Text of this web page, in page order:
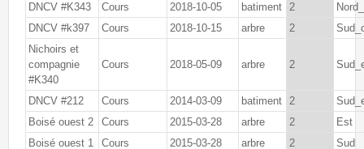
DNCV #K343
Cours 2018-10-05 batiment 2
DNCV #k397
Cours 2018-10-15 arbre 2
Nichoirs et
compagnie
#K340
Cours 2018-05-09 arbre 2
DNCV #212 Cours 2014-03-09 batiment 2
Boisé ouest 2
Cours 2015-03-28 arbre 2
Est
Boisé ouest 1
Cours 2015-03-28 arbre 2
Sud